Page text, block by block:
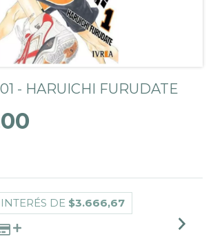
- HARUICHI FURUDATE
DE $3.666,67